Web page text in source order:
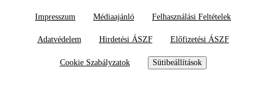
Impresszum Médiaajánló Felhasználási Feltételek
Adatvédelem Hirdetési ÁSZF Előfizetési ÁSZF
Cookie Szabályzatok Sütibeállítások